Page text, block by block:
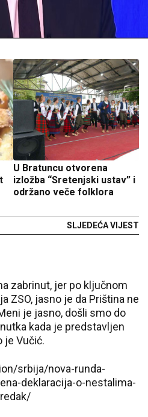
U Bratuncu otvorena
izložba “Sretenjski ustav” i
održano veče folklora
SLJEDEĆA VIJEST
zabrinut, jer po ključnom
ZSO, jasno je da Priština ne
je jasno, došli smo do
kada je predstavljen
je Vučić.
srbija/nova-runda-
deklaracija-o-nestalima-